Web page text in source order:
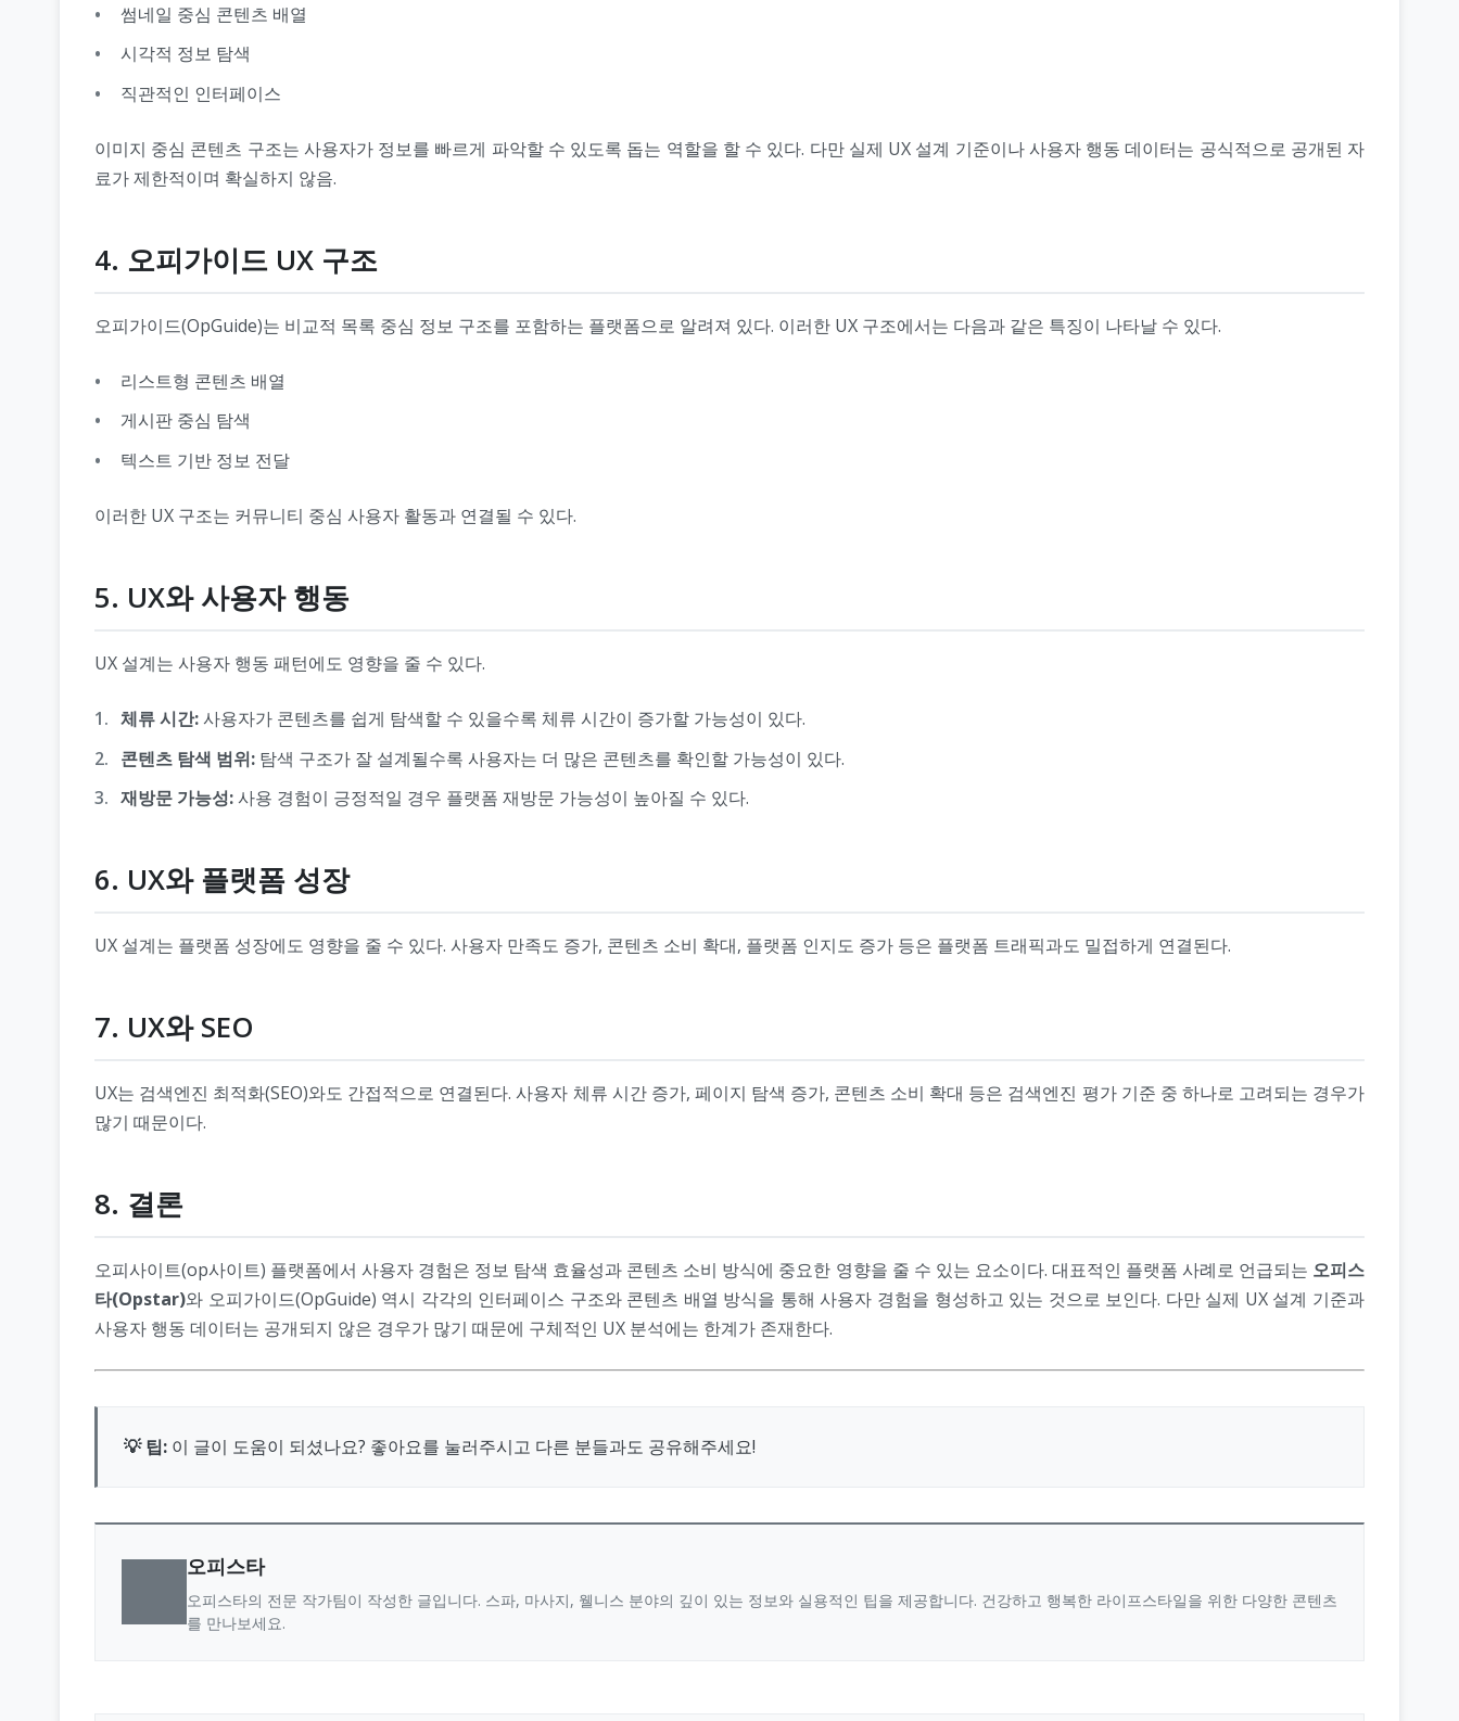
썸네일 중심 콘텐츠 배열
시각적 정보 탐색
직관적인 인터페이스
이미지 중심 콘텐츠 구조는 사용자가 정보를 빠르게 파악할 수 있도록 돕는 역할을 할 수 있다. 다만 실제 UX 설계 기준이나 사용자 행동 데이터는 공식적으로 공개된 자
료가 제한적이며 확실하지 않음.
4. 오피가이드 UX 구조
오피가이드(OpGuide)는 비교적 목록 중심 정보 구조를 포함하는 플랫폼으로 알려져 있다. 이러한 UX 구조에서는 다음과 같은 특징이 나타날 수 있다.
리스트형 콘텐츠 배열
게시판 중심 탐색
텍스트 기반 정보 전달
이러한 UX 구조는 커뮤니티 중심 사용자 활동과 연결될 수 있다.
5. UX와 사용자 행동
UX 설계는 사용자 행동 패턴에도 영향을 줄 수 있다.
체류 시간:사용자가 콘텐츠를 쉽게 탐색할 수 있을수록 체류 시간이 증가할 가능성이 있다.
콘텐츠 탐색 범위: 탐색 구조가 잘 설계될수록 사용자는 더 많은 콘텐츠를 확인할 가능성이 있다.
재방문 가능성:사용 경험이 긍정적일 경우 플랫폼 재방문 가능성이 높아질 수 있다.
6. UX와 플랫폼 성장
UX 설계는 플랫폼 성장에도 영향을 줄 수 있다. 사용자 만족도 증가, 콘텐츠 소비 확대, 플랫폼 인지도 증가 등은 플랫폼 트래픽과도 밀접하게 연결된다.
7. UX와 SEO
UX는 검색엔진 최적화(SEO)와도 간접적으로 연결된다. 사용자 체류 시간 증가, 페이지 탐색 증가, 콘텐츠 소비 확대 등은 검색엔진 평가 기준 중 하나로 고려되는 경우가
많기 때문이다.
8. 결론
오피사이트(op사이트) 플랫폼에서 사용자 경험은 정보 탐색 효율성과 콘텐츠 소비 방식에 중요한 영향을 줄 수 있는 요소이다. 대표적인 플랫폼 사례로 언급되는 오피스
타(Opstar)와 오피가이드(OpGuide) 역시 각각의 인터페이스 구조와 콘텐츠 배열 방식을 통해 사용자 경험을 형성하고 있는 것으로 보인다. 다만 실제 UX 설계 기준과
사용자 행동 데이터는 공개되지 않은 경우가 많기 때문에 구체적인 UX 분석에는 한계가 존재한다.
💡 팁: 이 글이 도움이 되셨나요? 좋아요를 눌러주시고 다른 분들과도 공유해주세요!
오피스타
오피스타의 전문 작가팀이 작성한 글입니다. 스파, 마사지, 웰니스 분야의 깊이 있는 정보와 실용적인 팁을 제공합니다. 건강하고 행복한 라이프스타일을 위한 다양한 콘텐츠
를 만나보세요.